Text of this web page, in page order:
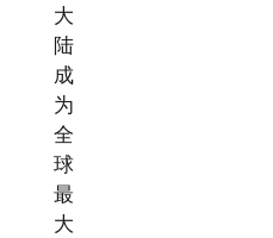
大
陆
成
为
全
球
最
大